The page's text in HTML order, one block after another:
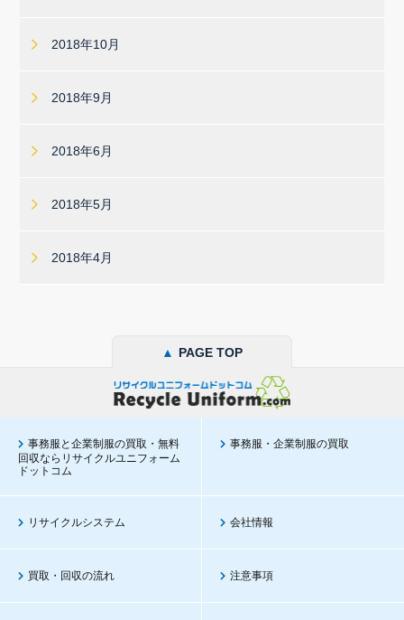
2018年10月
2018年9月
2018年6月
2018年5月
2018年4月
▲ PAGE TOP
事務服と企業制服の買取・無料
回収ならリサイクルユニフォーム
ドットコム
事務服・企業制服の買取
リサイクルシステム 会社情報
買取・回収の流れ 注意事項